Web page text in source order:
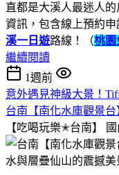
直都是大溪人最迷人
資訊，包含線上預約
溪一日遊路線！（桃園
繼續閱讀
1週前
意外遇見神級大景！
台南【南化水庫觀景台
【吃喝玩樂✭台南】